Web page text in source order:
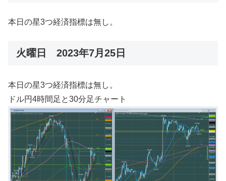
本日の星3つ経済指標は無し。
火曜日 2023年7月25日
本日の星3つ経済指標は無し。
ドル円4時間足と30分足チャート